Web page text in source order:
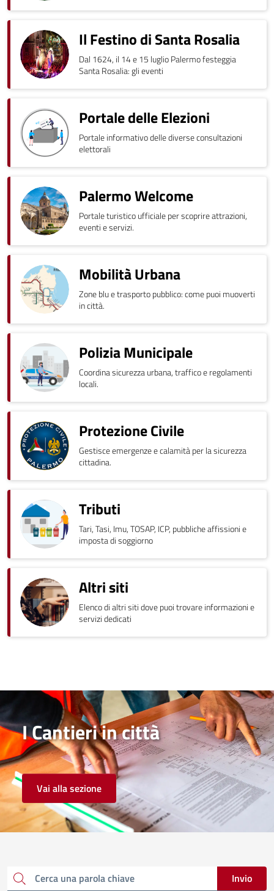
Il Festino di Santa Rosalia
Dal 1624, il 14 e 15 luglio Palermo festeggia
Santa Rosalia: gli eventi
Portale delle Elezioni
Portale informativo delle diverse consultazioni
elettorali
Palermo Welcome
Portale turistico ufficiale per scoprire attrazioni,
eventi e servizi.
Mobilità Urbana
Zone blu e trasporto pubblico: come puoi muoverti
in città.
Polizia Municipale
Coordina sicurezza urbana, traffico e regolamenti
locali.
Protezione Civile
Gestisce emergenze e calamità per la sicurezza
cittadina.
Tributi
Tari, Tasi, Imu, TOSAP, ICP, pubbliche affissioni e
imposta di soggiorno
Altri siti
Elenco di altri siti dove puoi trovare informazioni e
servizi dedicati
I Cantieri in città
Vai alla sezione
Cerca una parola chiave Invio